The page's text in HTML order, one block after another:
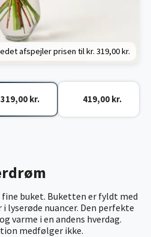
afspejler prisen til kr. 319,00 kr.
fine buket. Buketten er fyldt med
lyserøde nuancer. Den perfekte
varme i en andens hverdag.
medfølger ikke.
319,00 kr. 419,00 kr.